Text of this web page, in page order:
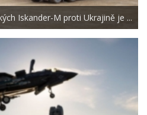
Iskander-M proti Ukrajině je ...